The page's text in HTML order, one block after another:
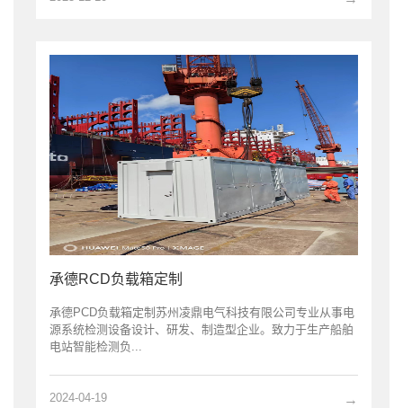
承德RCD负载箱定制
承德PCD负载箱定制苏州凌鼎电气科技有限公司专业从事电
源系统检测设备设计、研发、制造型企业。致力于生产船舶
电站智能检测负...
→
2024-04-19